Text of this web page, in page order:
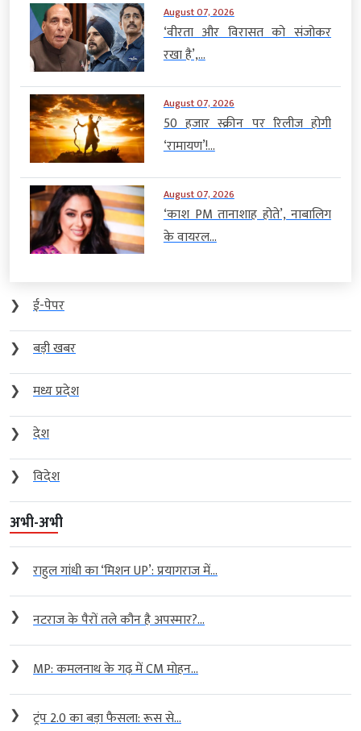
August 07, 2026
‘वीरता और विरासत को संजोकर
रखा है’,...
August 07, 2026
50 हजार स्क्रीन पर रिलीज होगी
‘रामायण’!...
August 07, 2026
‘काश PM तानाशाह होते’, नाबालिग
के वायरल...
❯
ई-पेपर
❯
बड़ी खबर
❯
मध्य प्रदेश
❯
देश
❯
विदेश
अभी-अभी
❯ राहुल गांधी का ‘मिशन UP’: प्रयागराज में...
❯ नटराज के पैरों तले कौन है अपस्मार?...
❯ MP: कमलनाथ के गढ़ में CM मोहन...
❯ ट्रंप 2.0 का बड़ा फैसला: रूस से...